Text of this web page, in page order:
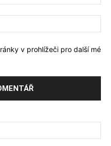
v prohlížeči pro další mé